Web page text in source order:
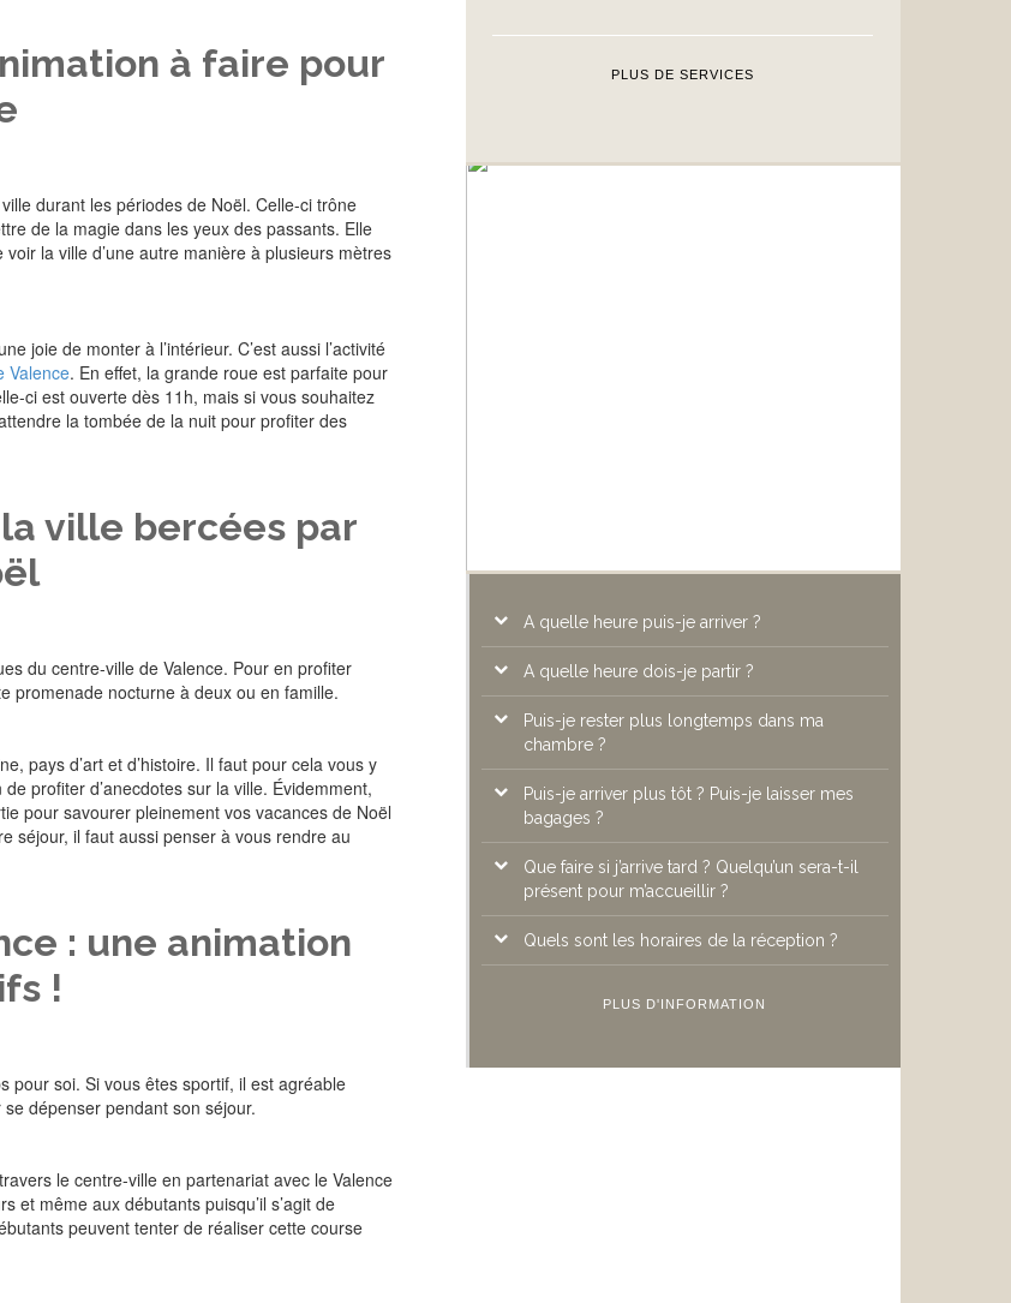
à faire pour
durant les périodes de Noël. Celle-ci trône
de la magie dans les yeux des passants. Elle
la ville d’une autre manière à plusieurs mètres
joie de monter à l’intérieur. C’est aussi l’activité
Valence. En effet, la grande roue est parfaite pour
ci est ouverte dès 11h, mais si vous souhaitez
la tombée de la nuit pour profiter des
ville bercées par
du centre-ville de Valence. Pour en profiter
promenade nocturne à deux ou en famille.
pays d’art et d’histoire. Il faut pour cela vous y
profiter d’anecdotes sur la ville. Évidemment,
pour savourer pleinement vos vacances de Noël
séjour, il faut aussi penser à vous rendre au
: une animation
!
pour soi. Si vous êtes sportif, il est agréable
dépenser pendant son séjour.
le centre-ville en partenariat avec le Valence
et même aux débutants puisqu’il s’agit de
peuvent tenter de réaliser cette course
PLUS DE SERVICES
A quelle heure puis-je arriver ?
A l’Atrium Hôtel****, les chambres sont
disponibles à partir de 14h.
A quelle heure dois-je partir ?
Les chambres doivent être remises à la
disposition de la réception avant 12 heures
Puis-je rester plus longtemps dans ma
chambre ?
Pour une demande de départ tardif, les clients
doivent se rendre à la réception pour savoir si
la chambre est encore disponible et connaître
le tarif de ce départ tardif.
Puis-je arriver plus tôt ? Puis-je laisser mes
bagages ?
Vous avez la possibilité d’arriver plus tôt
suivant la disponibilité de votre chambre.
Que faire si j’arrive tard ? Quelqu’un sera-t-il
présent pour m’accueillir ?
Notre réception est ouverte 7 jours sur 7 et
présente pour vous accueillir selon votre heure
Quels sont les horaires de la réception ?
Notre réception est ouverte 7 jours sur 7 et
PLUS D'INFORMATION